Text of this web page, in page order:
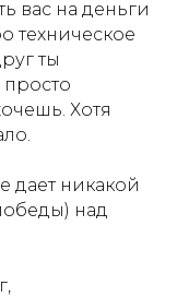
вас на деньги
техническое
ты
Хотя
дает никакой
над